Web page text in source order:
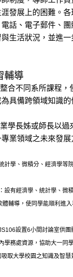
發展上的困難。各
電話、電子郵件、
生活狀況，並進
輔導
合不同系所課程，
具備跨領域知識
學長姊或師長以過
業領域之未來發展
計學、微積分、經濟學等
設有經濟學、統計學、微
體輔導，使同學能順利進
設置6小間討論室供團
學務處資源，協助大一同
取大學校園之知識及智慧